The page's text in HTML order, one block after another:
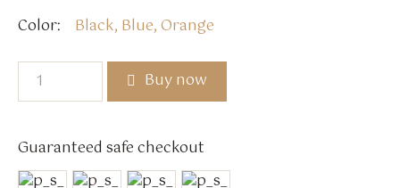
Color Black, Blue, Orange
Buy now
Guaranteed safe checkout